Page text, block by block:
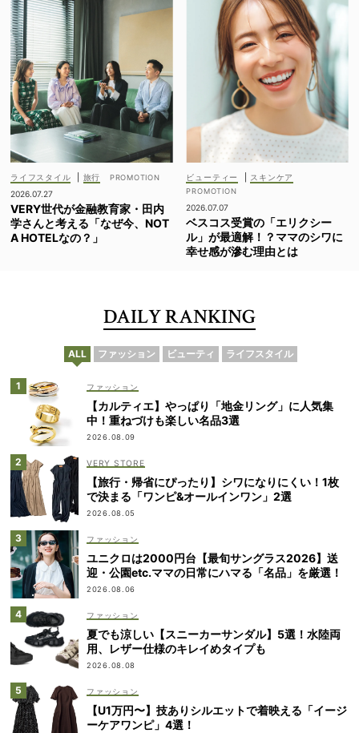
ライフスタイル
旅行
2026.07.27
VERY世代が金融教育家・田内
学さんと考える「なぜ今、NOT
A HOTELなの？」
ビューティー スキンケア
2026.07.07
ベスコス受賞の「エリクシー
ル」が最適解！？ママのシワに
幸せ感が滲む理由とは
DAILY RANKING
ALL ファッション ビューティ ライフスタイル
ファッション
【カルティエ】やっぱり「地金リング」に人気集
中！重ねづけも楽しい名品3選
2026.08.09
VERY STORE
【旅行・帰省にぴったり】シワになりにくい！1枚
で決まる「ワンピ&オールインワン」2選
2026.08.05
ファッション
ユニクロは2000円台【最旬サングラス2026】送
迎・公園etc.ママの日常にハマる「名品」を厳選！
2026.08.06
ファッション
夏でも涼しい【スニーカーサンダル】5選！水陸両
用、レザー仕様のキレイめタイプも
2026.08.08
ファッション
【U1万円〜】技ありシルエットで着映える「イージ
ーケアワンピ」4選！